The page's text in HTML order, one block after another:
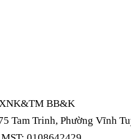
BB&K
Tam Trinh, Phường Vĩnh